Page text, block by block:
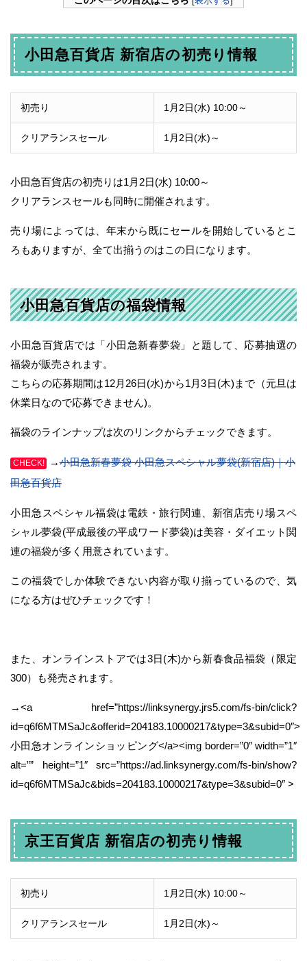
小田急百貨店 新宿店の初売り情報
初売り 1月2日(水) 10:00～
クリアランスセール 1月2日(水)～
小田急百貨店の初売りは1月2日(水) 10:00～
クリアランスセールも同時に開催されます。
売り場によっては、年末から既にセールを開始しているとこ
ろもありますが、全て出揃うのはこの日になります。
小田急百貨店の福袋情報
小田急百貨店では「小田急新春夢袋」と題して、応募抽選の
福袋が販売されます。
こちらの応募期間は12月26日(水)から1月3日(木)まで（元旦は
休業日なので応募できません)。
福袋のラインナップは次のリンクからチェックできます。
CHECK! →小田急新春夢袋 小田急スペシャル夢袋(新宿店)｜小
田急百貨店
小田急スペシャル福袋は電鉄・旅行関連、新宿店売り場スペ
シャル夢袋(平成最後の平成ワード夢袋)は美容・ダイエット関
連の福袋が多く用意されています。
この福袋でしか体験できない内容が取り揃っているので、気
になる方はぜひチェックです！
また、オンラインストアでは3日(木)から新春食品福袋（限定
300）も発売されます。
→<a href=”https://linksynergy.jrs5.com/fs-bin/click?
id=q6f6MTMSaJc&offerid=204183.10000217&type=3&subid=0″>
小田急オンラインショッピング</a><img border=”0″ width=”1″
alt=”” height=”1″ src=”https://ad.linksynergy.com/fs-bin/show?
id=q6f6MTMSaJc&bids=204183.10000217&type=3&subid=0″ >
京王百貨店 新宿店の初売り情報
初売り 1月2日(水) 10:00～
クリアランスセール 1月2日(水)～